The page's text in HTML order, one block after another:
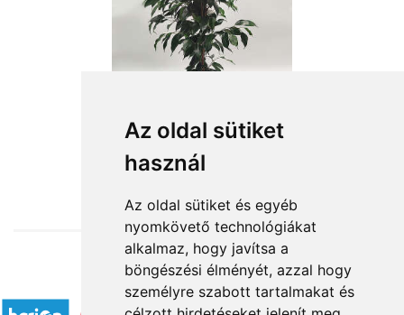
Az oldal sütiket
használ
Az oldal sütiket és egyéb
nyomkövető technológiákat
alkalmaz, hogy javítsa a
böngészési élményét, azzal hogy
személyre szabott tartalmakat és
from HUF12,960
Accepted payment methods